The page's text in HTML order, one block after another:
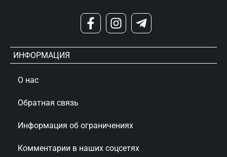
ИНФОРМАЦИЯ
О нас
Обратная связь
Информация об ограничениях
Комментарии в наших соцсетях